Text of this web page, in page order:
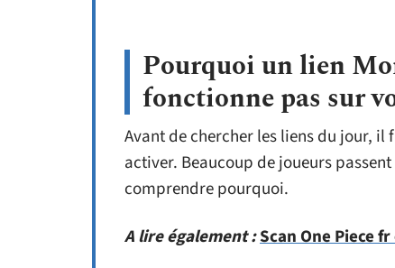
Pourquoi un lien
fonctionne pas sur
Avant de chercher les liens du jour,
activer. Beaucoup de joueurs
comprendre pourquoi.
A lire également :Scan One Piece